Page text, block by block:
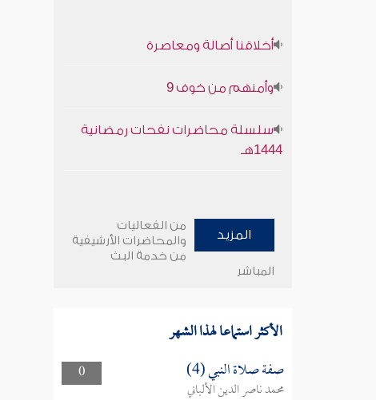
أخلاقنا أصالة ومعاصرة
وأمنهم من خوف 9
سلسلة محاضرات نفحات رمضانية
1444هـ
المزيد
من الفعاليات
والمحاضرات الأرشيفية
من خدمة البث
المباشر
الأكثر استماعا لهذا الشهر
0 صفة صلاة النبي (4)
محمد ناصر الدين الألباني